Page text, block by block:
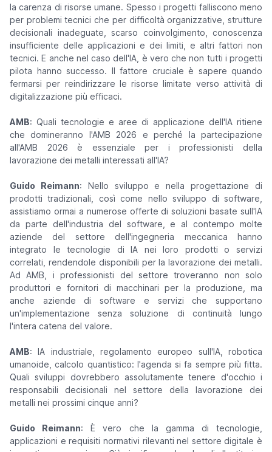
la carenza di risorse umane. Spesso i progetti falliscono meno
per problemi tecnici che per difficoltà organizzative, strutture
decisionali inadeguate, scarso coinvolgimento, conoscenza
insufficiente delle applicazioni e dei limiti, e altri fattori non
tecnici. E anche nel caso dell'IA, è vero che non tutti i progetti
pilota hanno successo. Il fattore cruciale è sapere quando
fermarsi per reindirizzare le risorse limitate verso attività di
digitalizzazione più efficaci.
AMB: Quali tecnologie e aree di applicazione dell'IA ritiene
che domineranno l'AMB 2026 e perché la partecipazione
all'AMB 2026 è essenziale per i professionisti della
lavorazione dei metalli interessati all'IA?
Guido Reimann: Nello sviluppo e nella progettazione di
prodotti tradizionali, così come nello sviluppo di software,
assistiamo ormai a numerose offerte di soluzioni basate sull'IA
da parte dell'industria del software, e al contempo molte
aziende del settore dell'ingegneria meccanica hanno
integrato le tecnologie di IA nei loro prodotti o servizi
correlati, rendendole disponibili per la lavorazione dei metalli.
Ad AMB, i professionisti del settore troveranno non solo
produttori e fornitori di macchinari per la produzione, ma
anche aziende di software e servizi che supportano
un'implementazione senza soluzione di continuità lungo
l'intera catena del valore.
AMB: IA industriale, regolamento europeo sull'IA, robotica
umanoide, calcolo quantistico: l'agenda si fa sempre più fitta.
Quali sviluppi dovrebbero assolutamente tenere d'occhio i
responsabili decisionali nel settore della lavorazione dei
metalli nei prossimi cinque anni?
Guido Reimann: È vero che la gamma di tecnologie,
applicazioni e requisiti normativi rilevanti nel settore digitale è